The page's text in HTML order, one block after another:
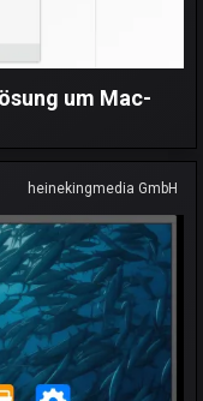
um Mac-
heinekingmedia GmbH